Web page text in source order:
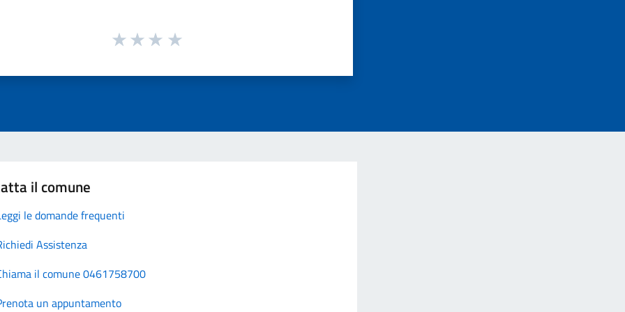
il comune
le domande frequenti
Assistenza
il comune 0461758700
un appuntamento